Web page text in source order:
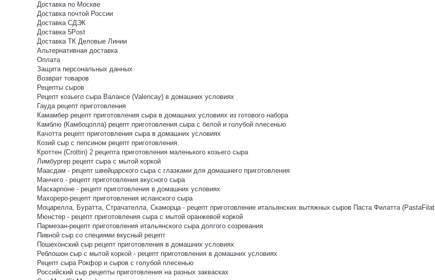
Доставка по Москве
Доставка почтой России
Доставка СДЭК
Доставка 5Post
Доставка ТК Деловые Линии
Альтернативная доставка
Оплата
Защита персональных данных
Возврат товаров
Рецепты сыров
Рецепт козьего сыра Валансе (Valencay) в домашних условиях
Гауда рецепт приготовления
Камамбер рецепт приготовления сыра в домашних условиях из готового набора
Камблю (Камбоцолла) рецепт приготовления сыра с белой и голубой плесенью
Качотта рецепт приготовления сыра в домашних условиях
Козий сыр с пепсином рецепт приготовления.
Кроттен (Crottin) 2 рецепта приготовления маленького козьего сыра
Лимбургер рецепт сыра с мытой коркой
Маасдам - рецепт швейцарского сыра с глазками для домашнего приготовления
Манчего - рецепт приготовления вкусного сыра
Маскарпоне - рецепт приготовления в домашних условиях
Махореро-рецепт приготовления испанского сыра
Моцарелла, Буратта, Страчателла, Скаморца - рецепт приготовление итальянских вытяжных сыров Паста Филатта
Мюнстер - рецепт приготовления сыра с мытой оранжевой коркой
Пармезан-рецепт приготовления итальянского сыра долгого созревания
Пивной сыр со специями вкусный рецепт
Пошехонский сыр рецепт приготовления в домашних условиях
Реблошон сыр с мытой коркой - рецепт приготовления в домашних условиях
Рецепт сыра Рокфор и сыров с голубой плесенью
Российский сыр рецепты приготовления на разных заквасках